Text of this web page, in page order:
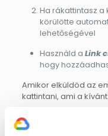
Ha rákattintasz
körülötte
lehetőségével
Használd a Link
hogy
Amikor elküldöd az
kattintani, ami a